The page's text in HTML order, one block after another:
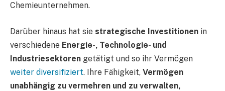
Chemieunternehmen.
Darüber hinaus hat sie strategische Investitionen in
verschiedene Energie-, Technologie- und
Industriesektoren getätigt und so ihr Vermögen
weiter diversifiziert. Ihre Fähigkeit, Vermögen
unabhängig zu vermehren und zu verwalten,